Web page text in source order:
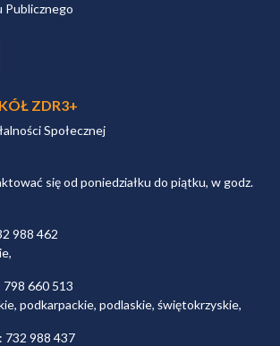
Publicznego
ZDR3+
Społecznej
się od poniedziałku do piątku, w godz.
988 462
798 660 513
podkarpackie, podlaskie, świętokrzyskie,
732 988 437